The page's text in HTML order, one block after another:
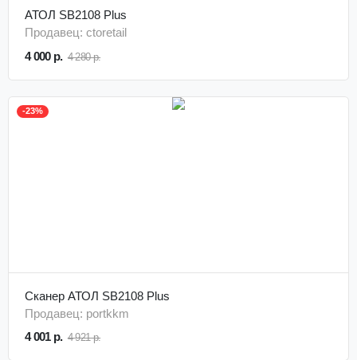
АТОЛ SB2108 Plus
Продавец: ctoretail
4 000 р. 4 280 р.
-23%
Сканер АТОЛ SB2108 Plus
Продавец: portkkm
4 001 р. 4 921 р.